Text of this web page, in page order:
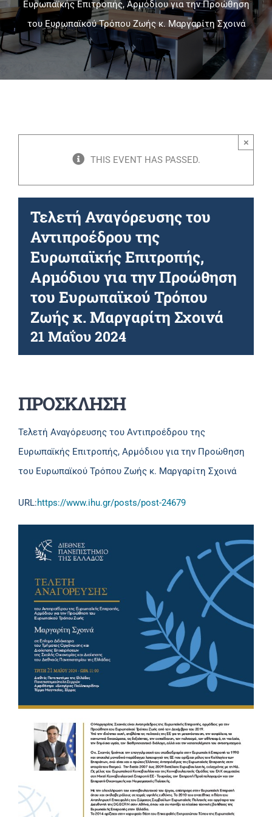
Πανεπιστημιακές Μονάδες
Ευρωπαϊκής Επιτροπής, Αρμόδιου για την Προώθηση
του Ευρωπαϊκού Τρόπου Ζωής κ. Μαργαρίτη Σχοινά
THIS EVENT HAS PASSED.
×
Τελετή Αναγόρευσης του
Αντιπροέδρου της
Ευρωπαϊκής Επιτροπής,
Αρμόδιου για την Προώθηση
του Ευρωπαϊκού Τρόπου
Ζωής κ. Μαργαρίτη Σχοινά
21 Μαΐου 2024
ΠΡΟΣΚΛΗΣΗ
Τελετή Αναγόρευσης του Αντιπροέδρου της
Ευρωπαϊκής Επιτροπής, Αρμόδιου για την Προώθηση
του Ευρωπαϊκού Τρόπου Ζωής κ. Μαργαρίτη Σχοινά
URL:https://www.ihu.gr/posts/post-24679